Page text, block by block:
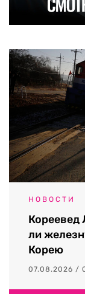
НОВОСТИ
Кореевед
ли
Корею
07.08.2026 /